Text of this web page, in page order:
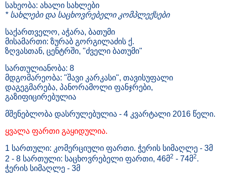
სახეობა: ახალი სახლები
* სახლები და საცხოვრებელი კომპლექსები
საქართველო, აჭარა, ბათუმი
მისამართი: ზურაბ გორგილაძის ქ.
ზღვასთან, ცენტრში, "ძველი ბათუმი"
სართულიანობა: 8
მდგომარეობა: "შავი კარკასი", თავისუფალი
დაგეგმარება, პანორამოლი ფანჯრები,
გაზიფიცირებულია
მშენებლობა დასრულებულია - 4 კვარტალი 2016 წელი.
ყვალა ფართი გაყიდულია.
1 სართული: კომერციული ფართი. ჭერის სიმაღლე - 3მ
2 - 8 სართული: საცხოვრებელი ფართი, 46მ2 - 74მ2.
ჭერის სიმაღლე - 3მ